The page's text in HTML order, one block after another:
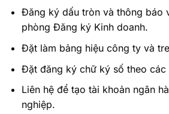
Đăng ký dấu tròn và thông báo
phòng Đăng ký Kinh doanh.
Đặt làm bảng hiệu công ty và
Đặt đăng ký chữ ký số theo các
Liên hệ để tạo tài khoản ngân
nghiệp.